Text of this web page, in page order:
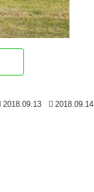
2018.09.13 2018.09.14